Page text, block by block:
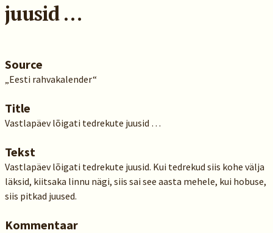
juusid …
Source
„Eesti rahvakalender“
Title
Vastlapäev lõigati tedrekute juusid …
Tekst
Vastlapäev lõigati tedrekute juusid. Kui tedrekud siis kohe välja
läksid, kiitsaka linnu nägi, siis sai see aasta mehele, kui hobuse,
siis pitkad juused.
Kommentaar